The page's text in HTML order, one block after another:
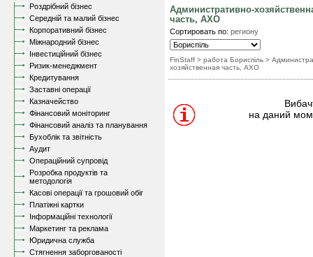
Роздрібний бізнес
Середній та малий бізнес
Корпоративний бізнес
Міжнародний бізнес
Інвестиційний бізнес
Ризик-менеджмент
Кредитування
Заставні операції
Казначейство
Фінансовий моніторинг
Фінансовий аналіз та планування
Бухоблік та звітність
Аудит
Операційний супровід
Розробка продуктів та
методологія
Касові операції та грошовий обіг
Платіжні картки
Інформаційні технології
Маркетинг та реклама
Юридична служба
Стягнення заборгованості
Административно-
часть, АХО
Сортировать по: региону
FinStaff > работа Бориспіль >
хозяйственная часть, АХО
на даний